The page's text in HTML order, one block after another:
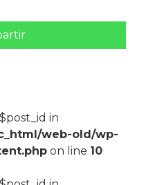
in
web-old/wp-
on line 10